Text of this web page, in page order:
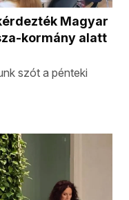
Magyar
kormány alatt
szót a pénteki